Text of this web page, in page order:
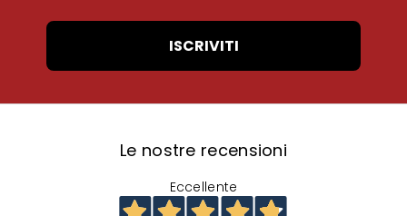
ISCRIVITI
Le nostre recensioni
Eccellente